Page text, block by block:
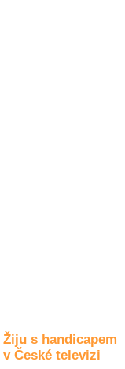
Žiju s handicapem
v České televizi